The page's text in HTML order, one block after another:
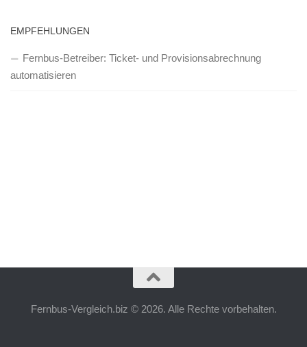
EMPFEHLUNGEN
Fernbus-Betreiber: Ticket- und Provisionsabrechnung
automatisieren
Fernbus-Vergleich.biz © 2026. Alle Rechte vorbehalten.